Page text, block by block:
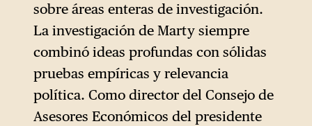
sobre áreas enteras de investigación.
La investigación de Marty siempre
combinó ideas profundas con sólidas
pruebas empíricas y relevancia
política. Como director del Consejo de
Asesores Económicos del presidente